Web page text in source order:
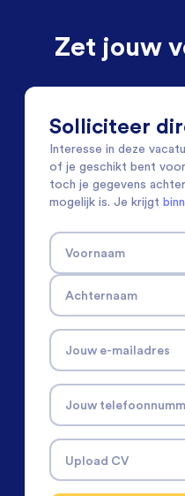
Zet jouw
Solliciteer
Interesse in deze
of je geschikt bent
toch je gegevens
mogelijk is. Je krijgt
Voornaam
Achternaam
Jouw e-mailadres
Jouw
Upload CV